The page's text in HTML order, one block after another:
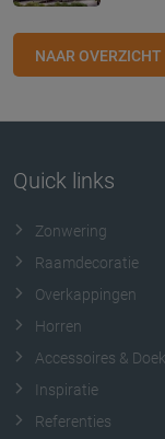
NAAR OVERZICHT
Quick links
Zonwering
Raamdecoratie
Overkappingen
Horren
Accessoires &
Inspiratie
Referenties